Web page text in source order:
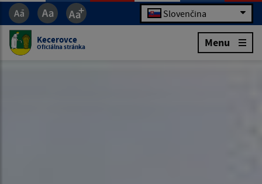
Slovenčina
Kecerovce
Oficiálna stránka Menu